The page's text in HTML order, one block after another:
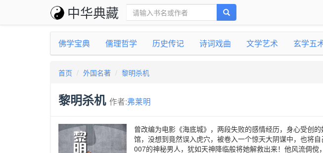
中华典藏
佛学宝典 儒理哲学 历史传记 诗词戏曲 文学艺术 玄学五
首页 外国名著 黎明杀机
黎明杀机 作者:弗莱明
曾改编为电影《海底城》，两段失败的感情经历，身心受创
馆，没想到竟然误入虎穴，被卷入一个惊天大阴谋中，也将
007的神秘男人，犹如天神降临般将她解救出来！他风流倜